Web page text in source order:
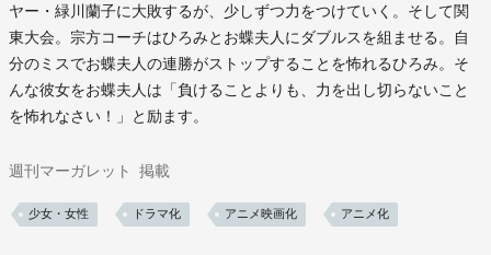
ヤー・緑川蘭子に大敗するが、少しずつ力をつけていく。そして関
東大会。宗方コーチはひろみとお蝶夫人にダブルスを組ませる。自
分のミスでお蝶夫人の連勝がストップすることを怖れるひろみ。そ
んな彼女をお蝶夫人は「負けることよりも、力を出し切らないこと
を怖れなさい！」と励ます。
週刊マーガレット 掲載
少女・女性 ドラマ化 アニメ映画化 アニメ化